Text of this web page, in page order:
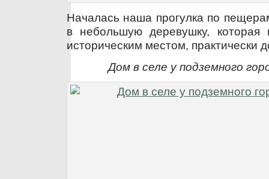
Началась наша прогулка по
в небольшую деревушку, которая
историческим местом, практически
Дом в селе у подземного